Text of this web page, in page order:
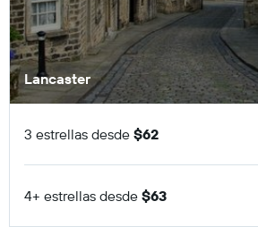
Lancaster
3 estrellas desde $62
4+ estrellas desde $63